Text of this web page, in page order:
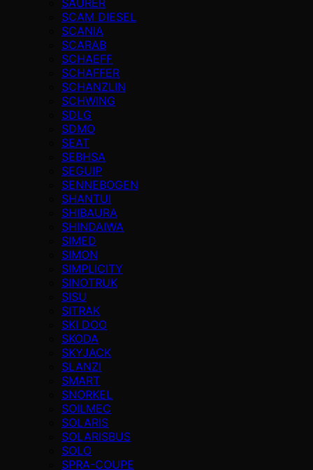
SAURER
SCAM DIESEL
SCANIA
SCARAB
SCHAEFF
SCHAFFER
SCHANZLIN
SCHWING
SDLG
SDMO
SEAT
SEBHSA
SEGUIP
SENNEBOGEN
SHANTUI
SHIBAURA
SHINDAIWA
SIMED
SIMON
SIMPLICITY
SINOTRUK
SISU
SITRAK
SKI DOO
SKODA
SKYJACK
SLANZI
SMART
SNORKEL
SOILMEC
SOLARIS
SOLARISBUS
SOLO
SPRA-COUPE